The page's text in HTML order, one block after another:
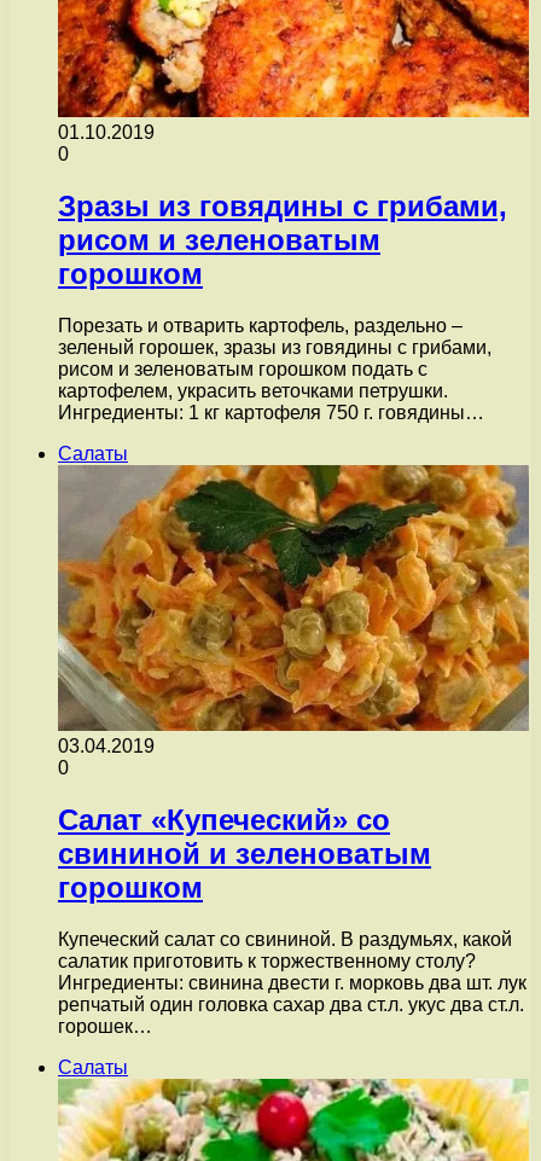
01.10.2019
0
Зразы из говядины с грибами,
рисом и зеленоватым
горошком
Порезать и отварить картофель, раздельно –
зеленый горошек, зразы из говядины с грибами,
рисом и зеленоватым горошком подать с
картофелем, украсить веточками петрушки.
Ингредиенты: 1 кг картофеля 750 г. говядины…
Салаты
03.04.2019
0
Салат «Купеческий» со
свининой и зеленоватым
горошком
Купеческий салат со свининой. В раздумьях, какой
салатик приготовить к торжественному столу?
Ингредиенты: свинина двести г. морковь два шт. лук
репчатый один головка сахар два ст.л. укус два ст.л.
горошек…
Салаты